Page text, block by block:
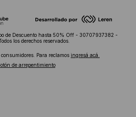
de Descuento hasta 50% Off - 30707937382 -
los derechos reservados.
Para reclamos ingresá acá.
de arrepentimiento